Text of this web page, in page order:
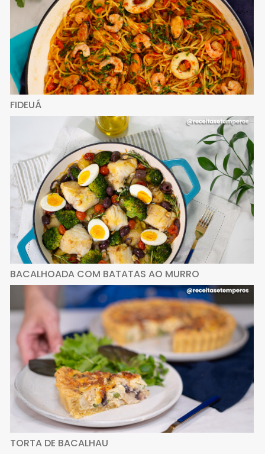
FIDEUÁ
BACALHOADA COM BATATAS AO MURRO
TORTA DE BACALHAU